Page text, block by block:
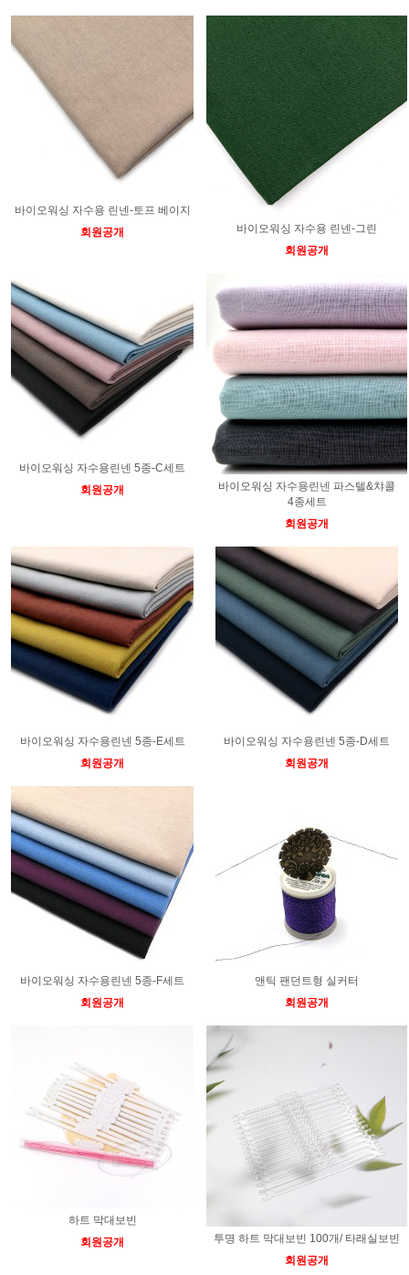
바이오워싱 자수용 린넨-토프 베이지
회원공개
바이오워싱 자수용 린넨-그린
회원공개
바이오워싱 자수용린넨 5종-C세트
회원공개
바이오워싱 자수용린넨 파스텔&챠콜
4종세트
회원공개
바이오워싱 자수용린넨 5종-E세트
회원공개
바이오워싱 자수용린넨 5종-D세트
회원공개
바이오워싱 자수용린넨 5종-F세트
회원공개
앤틱 팬던트형 실커터
회원공개
하트 막대보빈
회원공개
투명 하트 막대보빈 100개/ 타래실보빈
회원공개